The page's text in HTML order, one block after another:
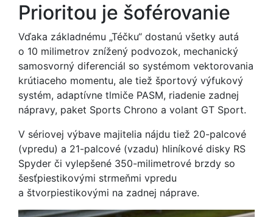
Prioritou je šoférovanie
Vďaka základnému „Téčku“ dostanú všetky autá
o 10 milimetrov znížený podvozok, mechanický
samosvorný diferenciál so systémom vektorovania
krútiaceho momentu, ale tiež športový výfukový
systém, adaptívne tlmiče PASM, riadenie zadnej
nápravy, paket Sports Chrono a volant GT Sport.
V sériovej výbave majitelia nájdu tiež 20-palcové
(vpredu) a 21-palcové (vzadu) hliníkové disky RS
Spyder či vylepšené 350-milimetrové brzdy so
šesťpiestikovými strmeňmi vpredu
a štvorpiestikovými na zadnej náprave.